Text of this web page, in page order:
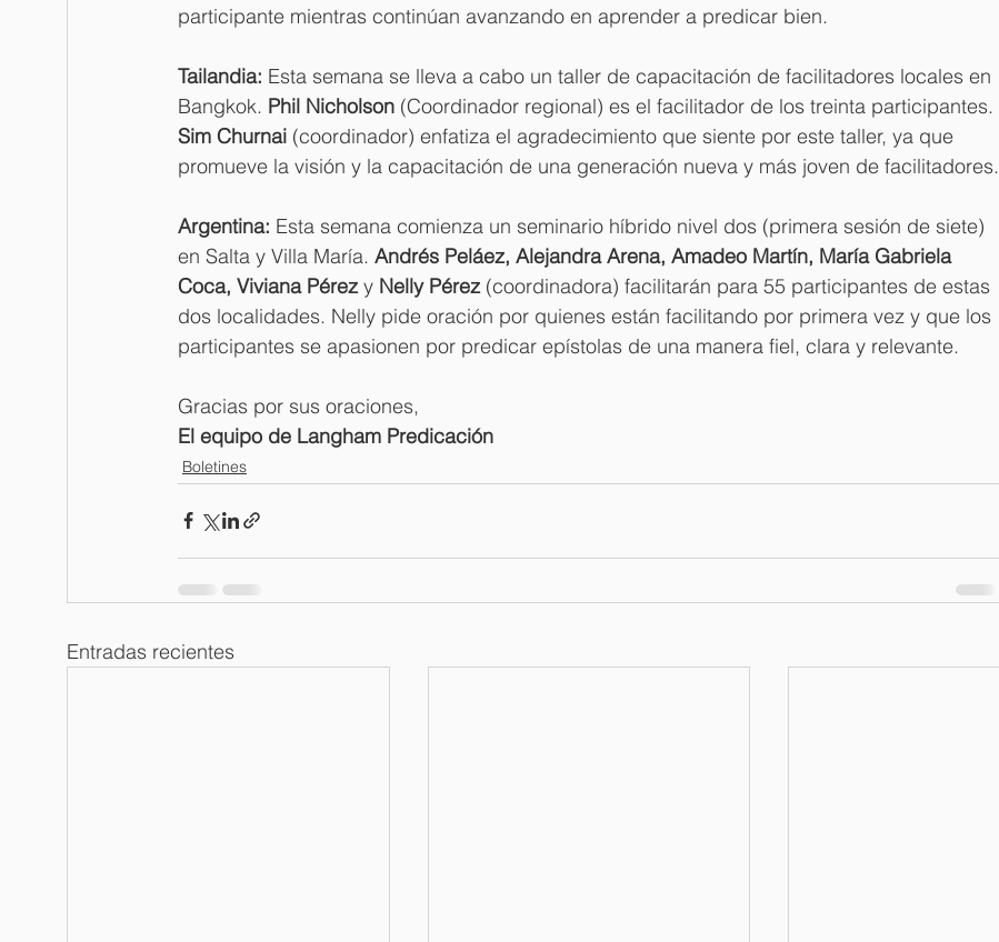
participante mientras continúan avanzando en aprender a predicar bien.
Tailandia: Esta semana se lleva a cabo un taller de capacitación de facilitadores locales en
Bangkok. Phil Nicholson (Coordinador regional) es el facilitador de los treinta participantes.
Sim Churnai (coordinador) enfatiza el agradecimiento que siente por este taller, ya que
promueve la visión y la capacitación de una generación nueva y más joven de facilitadores.
Argentina: Esta semana comienza un seminario híbrido nivel dos (primera sesión de siete)
en Salta y Villa María. Andrés Peláez, Alejandra Arena, Amadeo Martín, María Gabriela
Coca, Viviana Pérez y Nelly Pérez (coordinadora) facilitarán para 55 participantes de estas
dos localidades. Nelly pide oración por quienes están facilitando por primera vez y que los
participantes se apasionen por predicar epístolas de una manera fiel, clara y relevante.
Gracias por sus oraciones,
El equipo de Langham Predicación
Boletines
Entradas recientes